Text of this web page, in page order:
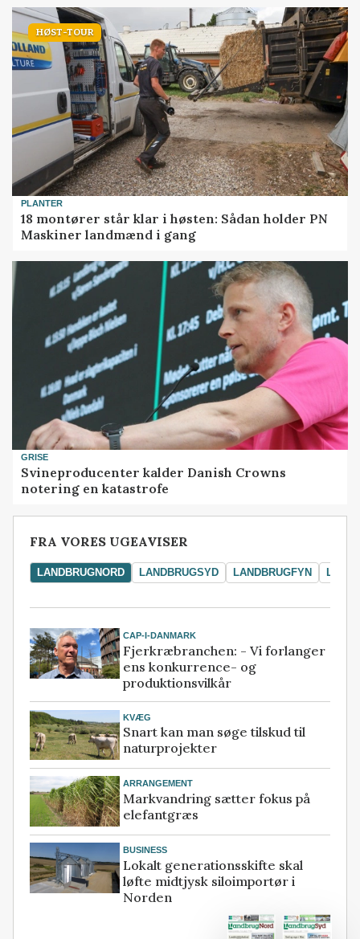
HØST-TOUR
PLANTER
18 montører står klar i høsten: Sådan holder PN
Maskiner landmænd i gang
GRISE
Svineproducenter kalder Danish Crowns
notering en katastrofe
FRA VORES UGEAVISER
LANDBRUGNORD LANDBRUGSYD LANDBRUGFYN
CAP-I-DANMARK
Fjerkræbranchen: - Vi forlanger
ens konkurrence- og
produktionsvilkår
KVÆG
Snart kan man søge tilskud til
naturprojekter
ARRANGEMENT
Markvandring sætter fokus på
elefantgræs
BUSINESS
Lokalt generationsskifte skal
løfte midtjysk siloimportør i
Norden